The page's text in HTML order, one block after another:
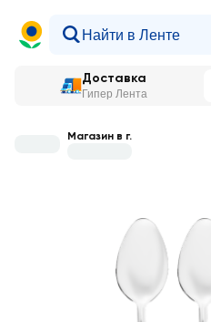
Доставка
Гипер Лента
Магазин в г.